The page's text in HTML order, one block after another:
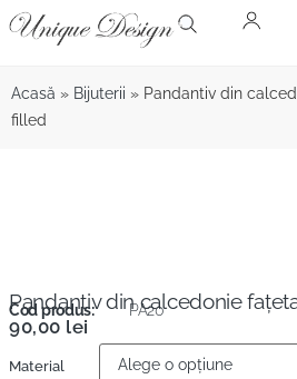
Acasă » Bijuterii » Pandantiv din
filled
Pandantiv din calcedonie
Cod produs: PA20
90,00 lei
Material